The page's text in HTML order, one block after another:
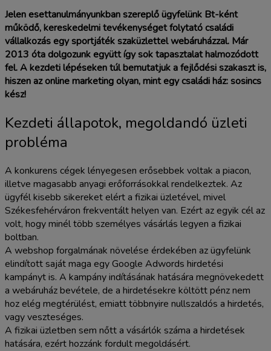
Jelen esettanulmányunkban szereplő ügyfelünk Bt-ként
működő, kereskedelmi tevékenységet folytató családi
vállalkozás egy sportjáték szaküzlettel webáruházzal. Már
2013 óta dolgozunk együtt így sok tapasztalat halmozódott
fel. A kezdeti lépéseken túl bemutatjuk a fejlődési szakaszt is,
hiszen az online marketing olyan, mint egy családi ház: sosincs
kész!
Kezdeti állapotok, megoldandó üzleti
probléma
A konkurens cégek lényegesen erősebbek voltak a piacon,
illetve magasabb anyagi erőforrásokkal rendelkeztek. Az
ügyfél kisebb sikereket elért a fizikai üzletével, mivel
Székesfehérváron frekventált helyen van. Ezért az egyik cél az
volt, hogy minél több személyes vásárlás legyen a fizikai
boltban.
A webshop forgalmának növelése érdekében az ügyfelünk
elindított saját maga egy Google Adwords hirdetési
kampányt is. A kampány indításának hatására megnövekedett
a webáruház bevétele, de a hirdetésekre költött pénz nem
hoz elég megtérülést, emiatt többnyire nullszaldós a hirdetés,
vagy veszteséges.
A fizikai üzletben sem nőtt a vásárlók száma a hirdetések
hatására, ezért hozzánk fordult megoldásért.